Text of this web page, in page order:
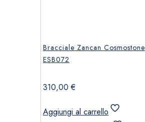
Bracciale Zancan Cosmostone
ESB072
310,00€
Aggiungi al carrello